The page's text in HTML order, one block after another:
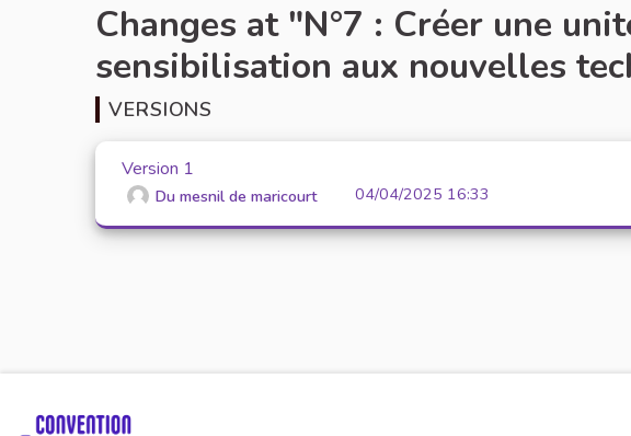
Changes at "N°7 : Créer une
sensibilisation aux nouvelles
VERSIONS
Version 1
Du mesnil de maricourt 04/04/2025 16:33